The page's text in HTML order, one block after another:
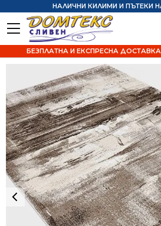
НАЛИЧНИ КИЛИМИ И ПЪТЕКИ
БЕЗПЛАТНА И ЕКСПРЕСНА ДОСТАВКА